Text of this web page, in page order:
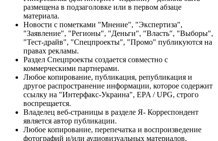
размещена в подзаголовке или в первом абзаце
материала.
Новости с пометками "Мнение", "Экспертиза",
"Заявление", "Регионы", "Деньги", "Власть", "Выборы",
"Тест-драйв", "Спецпроекты", "Промо" публикуются на
правах рекламы.
Раздел Спецпроекты создается совместно с
коммерческими партнерами.
Любое копирование, публикация, републикация и
другое распространение информации, которое содержит
ссылку на "Интерфакс-Украина", EPA / UPG, строго
воспрещается.
Владелец веб-страницы в разделе Я- Корреспондент
является автор публикации.
Любое копирование, перепечатка и воспроизведение
фотографий и/или аудиовизуальных материалов,